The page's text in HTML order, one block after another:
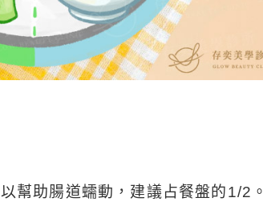
幫助腸道蠕動，建議占餐盤的1/2。